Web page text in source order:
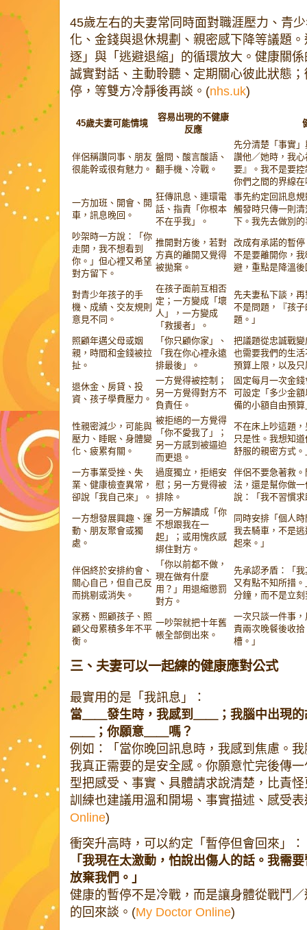
45歲左右的夫妻常同時面對職涯壓力、青
化、金錢與退休規劃、親密感下降等議題
逐」與「逃避退縮」的循環放大。健康關
誠實對話、主動聆聽、定期關心彼此狀態
停，等雙方冷靜後再談。(nhs.uk)
45歲夫妻可能情境
容易出現的不健康
反應
伴侶稱讚同事、朋友
很能幹或很有魅力。
盤問、酸言酸語、
翻手機、冷戰。
先分清楚「事實
讚他／她時，我
要』。我不是要
你們之間的界線
一方加班、開會、開
車，訊息晚回。
狂傳訊息、連環電
話、指責「你根本
不在乎我」。
事先約定回訊息
觸發時只傳一則
下。我先去做別
吵架時一方說：「你
走開，我不想看到
你。」但心裡又希望
對方留下。
推開對方後，若對
方真的離開又覺得
被拋棄。
改成有承諾的暫
不是要離開你，
避，重點是降溫
對青少年孩子的手
機、成績、交友規則
意見不同。
在孩子面前互相否
定；一方變成「壞
人」，一方變成
「救援者」。
先夫妻私下談，
不是問題，『孩
題。」
照顧年邁父母或姻
親，時間和金錢被拉
扯。
「你只顧你家」、
「我在你心裡永遠
排最後」。
把議題從忠誠戰
也需要我們的生
預算上限，以及
退休金、房貸、投
資、孩子學費壓力。
一方覺得被控制；
另一方覺得對方不
負責任。
固定每月一次金
可設定「多少金
備的小額自由預算
性親密減少，可能與
壓力、睡眠、身體變
化、疲累有關。
被拒絕的一方覺得
「你不愛我了」；
另一方感到被逼迫
而更退。
不在床上吵這題
只是性。我想知
舒服的親密方式
一方事業受挫、失
業、健康檢查異常，
卻說「我自己來」。
過度獨立，拒絕安
慰；另一方覺得被
排除。
伴侶不要急著救
法，還是幫你做
說：「我不習慣
一方想發展興趣、運
動、朋友聚會或獨
處。
另一方解讀成「你
不想跟我在一
起」；或用愧疚感
綁住對方。
同時安排「個人
我去騎車，不是
起來。」
伴侶終於安排約會、
關心自己，但自己反
而挑剔或消失。
「你以前都不做，
現在做有什麼
用？」用退縮懲罰
對方。
先承認矛盾：「
又有點不知所措
分鐘，而不是立
家務、照顧孩子、照
顧父母累積多年不平
衡。
一吵架就把十年舊
帳全部倒出來。
一次只談一件事
責兩次晚餐後收
槽。」
三、夫妻可以一起練的健康應對公式
最實用的是「我訊息」：
當＿＿發生時，我感到＿＿；我腦中出現
＿＿；你願意＿＿嗎？
例如：「當你晚回訊息時，我感到焦慮。
我真正需要的是安全感。你願意忙完後傳
型把感受、事實、具體請求說清楚，比責
訓練也建議用溫和開場、事實描述、感受
Online)
衝突升高時，可以約定「暫停但會回來」：
「我現在太激動，怕說出傷人的話。我需
放棄我們。」
健康的暫停不是冷戰，而是讓身體從戰鬥
的回來談。(My Doctor Online)